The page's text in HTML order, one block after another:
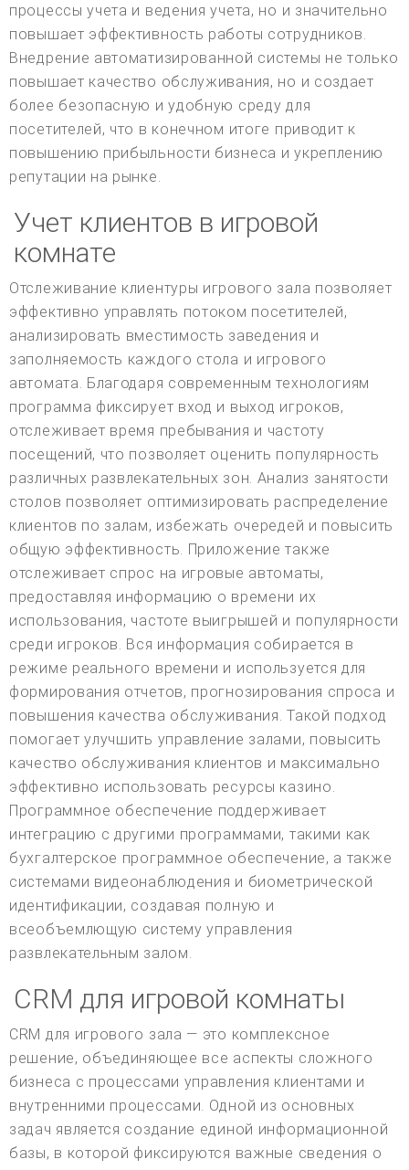
процессы учета и ведения учета, но и значительно
повышает эффективность работы сотрудников.
Внедрение автоматизированной системы не только
повышает качество обслуживания, но и создает
более безопасную и удобную среду для
посетителей, что в конечном итоге приводит к
повышению прибыльности бизнеса и укреплению
репутации на рынке.
Учет клиентов в игровой
комнате
Отслеживание клиентуры игрового зала позволяет
эффективно управлять потоком посетителей,
анализировать вместимость заведения и
заполняемость каждого стола и игрового
автомата. Благодаря современным технологиям
программа фиксирует вход и выход игроков,
отслеживает время пребывания и частоту
посещений, что позволяет оценить популярность
различных развлекательных зон. Анализ занятости
столов позволяет оптимизировать распределение
клиентов по залам, избежать очередей и повысить
общую эффективность. Приложение также
отслеживает спрос на игровые автоматы,
предоставляя информацию о времени их
использования, частоте выигрышей и популярности
среди игроков. Вся информация собирается в
режиме реального времени и используется для
формирования отчетов, прогнозирования спроса и
повышения качества обслуживания. Такой подход
помогает улучшить управление залами, повысить
качество обслуживания клиентов и максимально
эффективно использовать ресурсы казино.
Программное обеспечение поддерживает
интеграцию с другими программами, такими как
бухгалтерское программное обеспечение, а также
системами видеонаблюдения и биометрической
идентификации, создавая полную и
всеобъемлющую систему управления
развлекательным залом.
CRM для игровой комнаты
CRM для игрового зала — это комплексное
решение, объединяющее все аспекты сложного
бизнеса с процессами управления клиентами и
внутренними процессами. Одной из основных
задач является создание единой информационной
базы, в которой фиксируются важные сведения о